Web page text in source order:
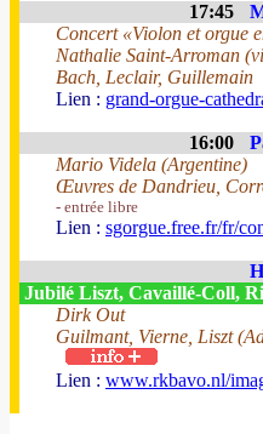
17:45
Concert «Violon et orgue
Nathalie Saint-Arroman
Bach, Leclair, Guillemain
Lien : grand-orgue-
16:00
Mario Videla (Argentine)
Œuvres de Dandrieu,
- entrée libre
Lien : sgorgue.free.fr/fr/
Jubilé Liszt, Cavaillé-Coll,
Dirk Out
Guilmant, Vierne, Liszt
Lien : www.rkbavo.nl/